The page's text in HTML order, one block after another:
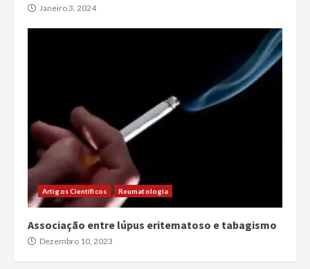
Janeiro 3, 2024
Artigos Científicos Reumatologia
Associação entre lúpus eritematoso e tabagismo
Dezembro 10, 2023